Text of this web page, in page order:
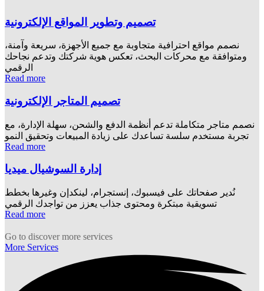
تصميم وتطوير المواقع الإلكترونية
نصمم مواقع احترافية متجاوبة مع جميع الأجهزة، سريعة وآمنة،
ومتوافقة مع محركات البحث، تعكس هوية شركتك وتدعم نجاحك
الرقمي
Read more
تصميم المتاجر الإلكترونية
نصمم متاجر متكاملة تدعم أنظمة الدفع والشحن، سهلة الإدارة، مع
تجربة مستخدم سلسة تساعدك على زيادة المبيعات وتحقيق النمو
Read more
إدارة السوشيال ميديا
نُدير صفحاتك على فيسبوك، إنستجرام، لينكدإن وغيرها بخطط
تسويقية مبتكرة ومحتوى جذاب يعزز من تواجدك الرقمي
Read more
Go to discover more services
More Services